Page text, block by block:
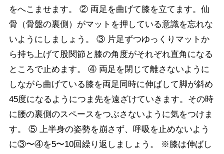
をへこませます。 ② 両足を曲げて膝を立てます。仙
骨（骨盤の裏側）がマットを押している意識を忘れな
いようにしましょう。 ③ 片足ずつゆっくりマットか
ら持ち上げて股関節と膝の角度がそれぞれ直角になる
ところで止めます。 ④ 両足を閉じて離さないように
しながら曲げている膝を両足同時に伸ばして脚が斜め
45度になるようにつま先を遠ざけていきます。その時
に腰の裏側のスペースをつぶさないように気をつけま
す。 ⑤ 上半身の姿勢を崩さず、呼吸を止めないよう
に③〜④を5〜10回繰り返しましょう。 ※膝は伸ばし